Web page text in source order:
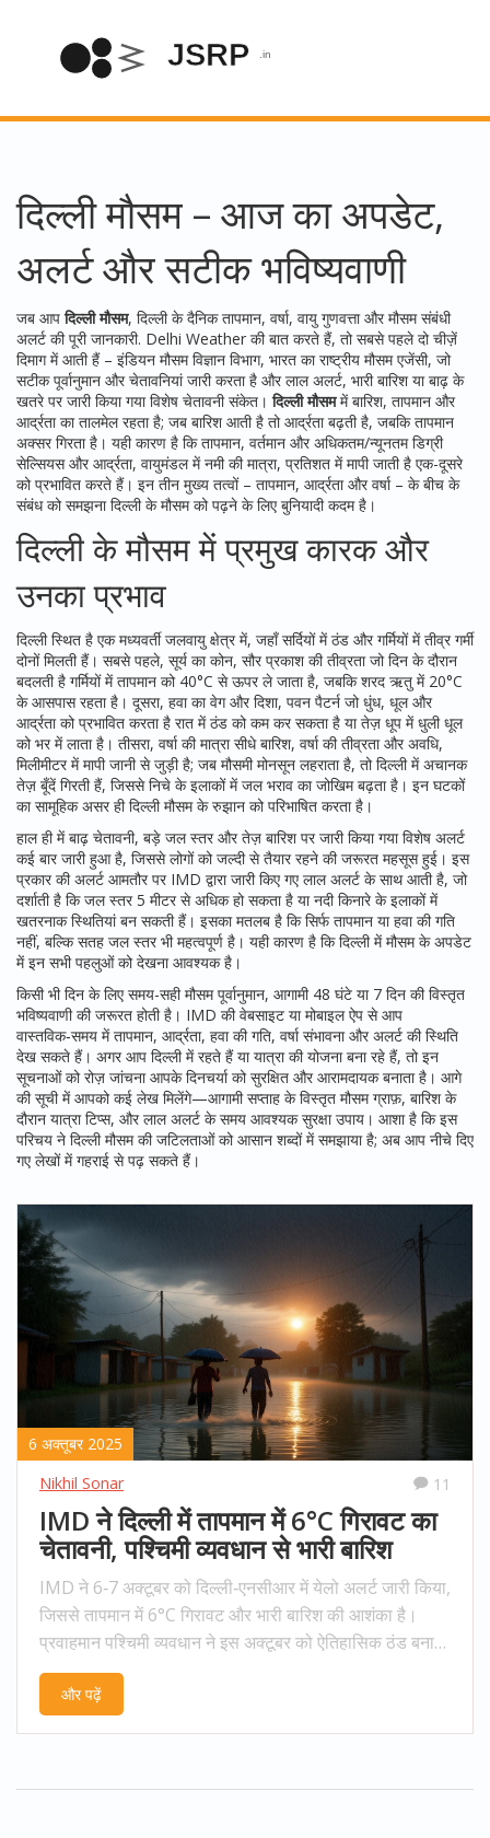
दिल्ली मौसम – आज का अपडेट,
अलर्ट और सटीक भविष्यवाणी
जब आपदिल्ली मौसम, दिल्ली के दैनिक तापमान, वर्षा, वायु गुणवत्ता और मौसम संबंधी
अलर्ट की पूरी जानकारी. Delhi Weather की बात करते हैं, तो सबसे पहले दो चीज़ें
दिमाग में आती हैं – इंडियन मौसम विज्ञान विभाग, भारत का राष्ट्रीय मौसम एजेंसी, जो
सटीक पूर्वानुमान और चेतावनियां जारी करता है औरलाल अलर्ट, भारी बारिश या बाढ़ के
खतरे पर जारी किया गया विशेष चेतावनी संकेत ।दिल्ली मौसममें बारिश, तापमान और
आर्द्रता का तालमेल रहता है; जब बारिश आती है तो आर्द्रता बढ़ती है, जबकि तापमान
अक्सर गिरता है। यही कारण है कितापमान, वर्तमान और अधिकतम/न्यूनतम डिग्री
सेल्सियसऔरआर्द्रता, वायुमंडल में नमी की मात्रा, प्रतिशत में मापी जाती है एक-दूसरे
को प्रभावित करते हैं। इन तीन मुख्य तत्वों – तापमान, आर्द्रता और वर्षा – के बीच के
संबंध को समझना दिल्ली के मौसम को पढ़ने के लिए बुनियादी कदम है।
दिल्ली के मौसम में प्रमुख कारक और
उनका प्रभाव
दिल्ली स्थित है एक मध्यवर्ती जलवायु क्षेत्र में, जहाँ सर्दियों में ठंड और गर्मियों में तीव्र गर्मी
दोनों मिलती हैं। सबसे पहले, सूर्य का कोन, सौर प्रकाश की तीव्रता जो दिन के दौरान
बदलती है गर्मियों में तापमान को 40°C से ऊपर ले जाता है, जबकि शरद ऋतु में 20°C
के आसपास रहता है। दूसरा, हवा का वेग और दिशा, पवन पैटर्न जो धुंध, धूल और
आर्द्रता को प्रभावित करता है रात में ठंड को कम कर सकता है या तेज़ धूप में धुली धूल
को भर में लाता है। तीसरा, वर्षा की मात्रा सीधेबारिश, वर्षा की तीव्रता और अवधि,
मिलीमीटर में मापी जानीसे जुड़ी है; जब मौसमी मोनसून लहराता है, तो दिल्ली में अचानक
तेज़ बूँदें गिरती हैं, जिससे निचे के इलाकों में जल भराव का जोखिम बढ़ता है। इन घटकों
का सामूहिक असर ही दिल्ली मौसम के रुझान को परिभाषित करता है।
हाल ही मेंबाढ़ चेतावनी, बड़े जल स्तर और तेज़ बारिश पर जारी किया गया विशेष अलर्ट
कई बार जारी हुआ है, जिससे लोगों को जल्दी से तैयार रहने की जरूरत महसूस हुई। इस
प्रकार की अलर्ट आमतौर पर IMD द्वारा जारी किए गएलाल अलर्ट के साथ आती है, जो
दर्शाती है कि जल स्तर 5 मीटर से अधिक हो सकता है या नदी किनारे के इलाकों में
खतरनाक स्थितियां बन सकती हैं। इसका मतलब है कि सिर्फ तापमान या हवा की गति
नहीं, बल्कि सतह जल स्तर भी महत्वपूर्ण है। यही कारण है कि दिल्ली में मौसम के अपडेट
में इन सभी पहलुओं को देखना आवश्यक है।
किसी भी दिन के लिएसमय-सही मौसम पूर्वानुमान, आगामी 48 घंटे या 7 दिन की विस्तृत
भविष्यवाणीकी जरूरत होती है। IMD की वेबसाइट या मोबाइल ऐप से आप
वास्तविक‑समय में तापमान, आर्द्रता, हवा की गति, वर्षा संभावना और अलर्ट की स्थिति
देख सकते हैं। अगर आप दिल्ली में रहते हैं या यात्रा की योजना बना रहे हैं, तो इन
सूचनाओं को रोज़ जांचना आपके दिनचर्या को सुरक्षित और आरामदायक बनाता है। आगे
की सूची में आपको कई लेख मिलेंगे—आगामी सप्ताह के विस्तृत मौसम ग्राफ़, बारिश के
दौरान यात्रा टिप्स, और लाल अलर्ट के समय आवश्यक सुरक्षा उपाय। आशा है कि इस
परिचय ने दिल्ली मौसम की जटिलताओं को आसान शब्दों में समझाया है; अब आप नीचे दिए
गए लेखों में गहराई से पढ़ सकते हैं।
6 अक्तूबर 2025
Nikhil Sonar
11
IMD ने दिल्ली में तापमान में 6°C गिरावट का
चेतावनी, पश्चिमी व्यवधान से भारी बारिश
IMD ने 6‑7 अक्टूबर को दिल्ली‑एनसीआर में येलो अलर्ट जारी किया,
जिससे तापमान में 6°C गिरावट और भारी बारिश की आशंका है।
प्रवाहमान पश्चिमी व्यवधान ने इस अक्टूबर को ऐतिहासिक ठंड बना
दिया।
और पढ़ें